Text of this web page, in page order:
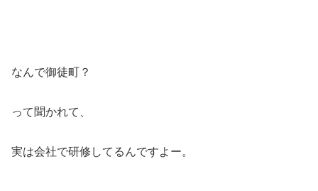
なんで御徒町？
って聞かれて、
実は会社で研修してるんですよー。